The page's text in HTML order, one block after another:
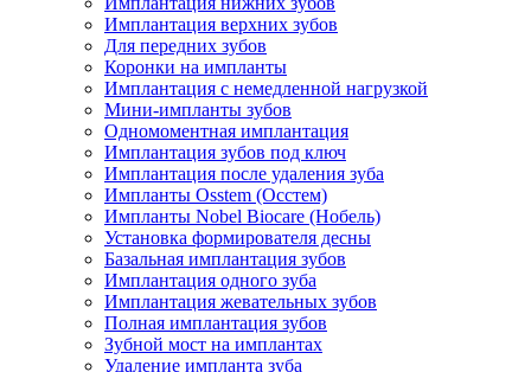
Имплантация верхних зубов
Для передних зубов
Коронки на импланты
Имплантация с немедленной нагрузкой
Мини-импланты зубов
Одномоментная имплантация
Имплантация зубов под ключ
Имплантация после удаления зуба
Импланты Osstem (Осстем)
Импланты Nobel Biocare (Нобель)
Установка формирователя десны
Базальная имплантация зубов
Имплантация одного зуба
Имплантация жевательных зубов
Полная имплантация зубов
Зубной мост на имплантах
Удаление импланта зуба